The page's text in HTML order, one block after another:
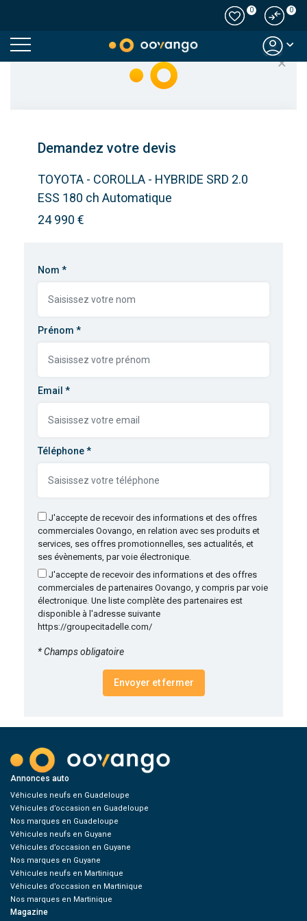
0 0
×
Demandez votre devis
TOYOTA - COROLLA - HYBRIDE SRD 2.0
ESS 180 ch Automatique
24 990 €
Nom *
Prénom *
Email *
Téléphone *
J'accepte de recevoir des informations et des offres
commerciales Oovango, en relation avec ses produits et
services, ses offres promotionnelles, ses actualités, et
ses évènements, par voie électronique.
J'accepte de recevoir des informations et des offres
commerciales de partenaires Oovango, y compris par voie
électronique. Une liste complète des partenaires est
disponible à l'adresse suivante
https://groupecitadelle.com/
* Champs obligatoire
Envoyer et fermer
Annonces auto
Véhicules neufs en Guadeloupe
Véhicules d’occasion en Guadeloupe
Nos marques en Guadeloupe
Véhicules neufs en Guyane
Véhicules d’occasion en Guyane
Nos marques en Guyane
Véhicules neufs en Martinique
Véhicules d’occasion en Martinique
Nos marques en Martinique
Magazine
Modal country